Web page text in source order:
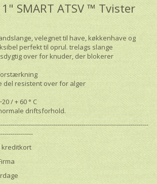
SMART ATSV ™ Tvister
velegnet til have, køkkenhave og
perfekt til oprul. trelags slange
over for knuder, der blokerer
del resistent over for alger
/ + 60 ° С
driftsforhold.
kreditkort